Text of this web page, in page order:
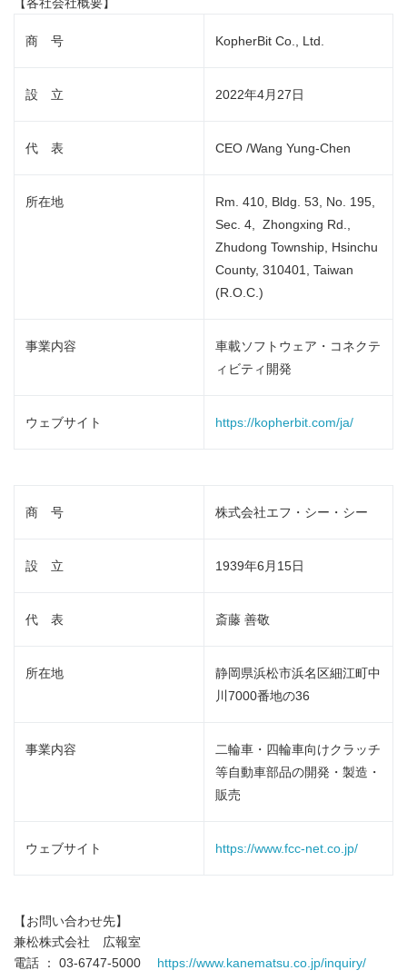
【各社会社概要】
商 号 KopherBit Co., Ltd.
設 立 2022年4月27日
代 表 CEO /Wang Yung-Chen
所在地
Rm. 410, Bldg. 53, No. 195,
Sec. 4, Zhongxing Rd.,
Zhudong Township, Hsinchu
County, 310401, Taiwan
(R.O.C.)
事業内容
車載ソフトウェア・コネクテ
ィビティ開発
ウェブサイト https://kopherbit.com/ja/
商 号 株式会社エフ・シー・シー
設 立 1939年6月15日
代 表 斎藤 善敬
所在地
静岡県浜松市浜名区細江町中
川7000番地の36
事業内容
二輪車・四輪車向けクラッチ
等自動車部品の開発・製造・
販売
ウェブサイト https://www.fcc-net.co.jp/
【お問い合わせ先】
兼松株式会社 広報室
電話 ： 03-6747-5000
https://www.kanematsu.co.jp/inquiry/